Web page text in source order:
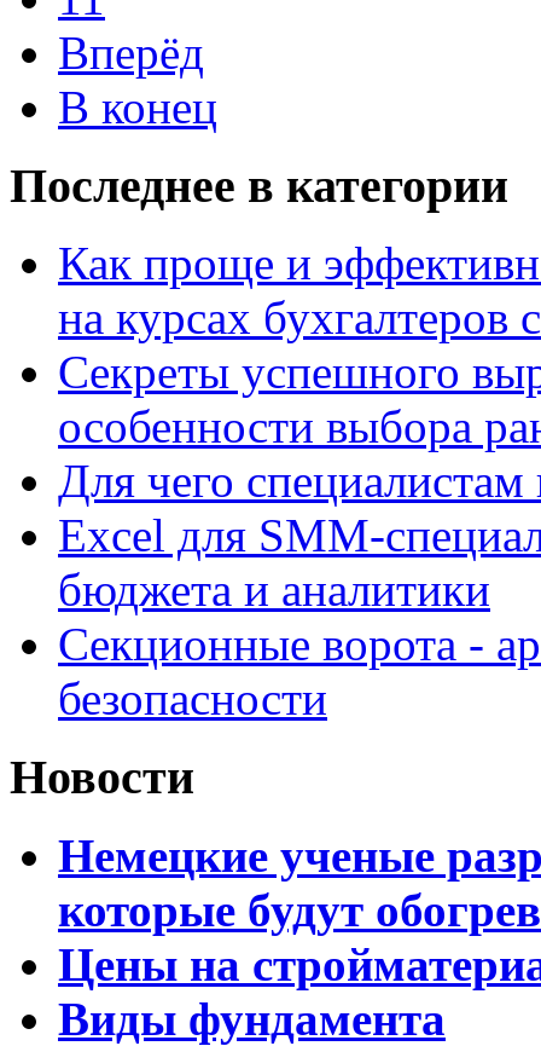
Вперёд
В конец
Последнее в категории
Как проще и
на курсах бухгалтеров
Секреты успешного
особенности выбора
Для чего
Excel для SMM-
бюджета и аналитики
Секционные ворота -
безопасности
Новости
Немецкие ученые
которые будут
Цены на
Виды фундамента